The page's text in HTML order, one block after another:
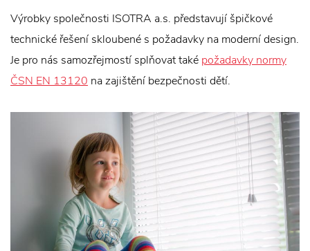
Výrobky společnosti ISOTRA a.s. představují špičkové
technické řešení skloubené s požadavky na moderní design.
Je pro nás samozřejmostí splňovat také požadavky normy
ČSN EN 13120 na zajištění bezpečnosti dětí.